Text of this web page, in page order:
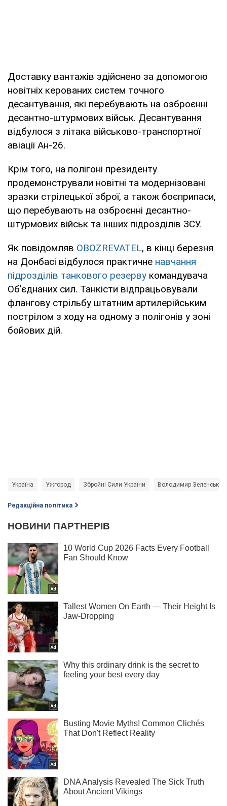
Доставку вантажів здійснено за допомогою
новітніх керованих систем точного
десантування, які перебувають на озброєнні
десантно-штурмових військ. Десантування
відбулося з літака військово-транспортної
авіації Ан-26.
Крім того, на полігоні президенту
продемонстрували новітні та модернізовані
зразки стрілецької зброї, а також боєприпаси,
що перебувають на озброєнні десантно-
штурмових військ та інших підрозділів ЗСУ.
Як повідомляв OBOZREVATEL, в кінці березня
на Донбасі відбулося практичне навчання
підрозділів танкового резерву командувача
Об'єднаних сил. Танкісти відпрацьовували
флангову стрільбу штатним артилерійським
пострілом з ходу на одному з полігонів у зоні
бойових дій.
Україна Ужгород Збройні Сили України Володимир Зеленський
Редакційна політика